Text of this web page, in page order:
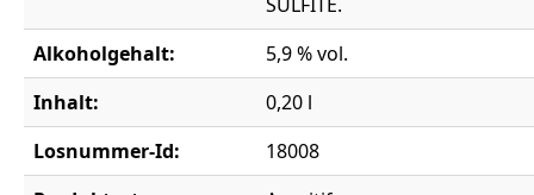
Alkoholgehalt:
5,9 % vol.
Inhalt:
0,20 l
Losnummer-Id:
18008